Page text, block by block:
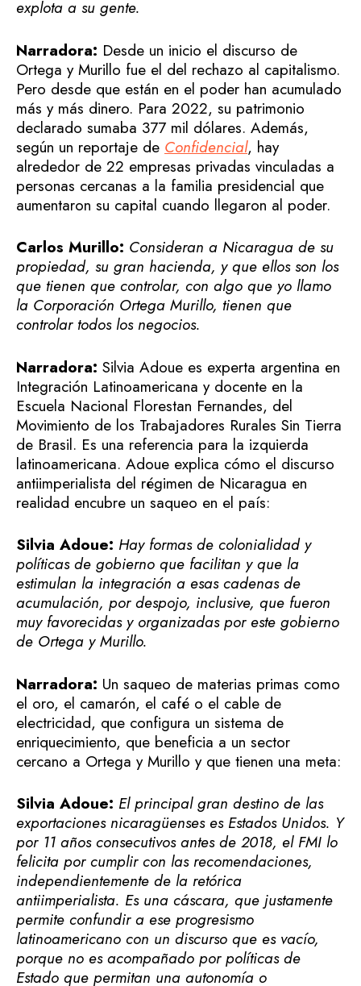
explota a su gente.
Narradora: Desde un inicio el discurso de
Ortega y Murillo fue el del rechazo al capitalismo.
Pero desde que están en el poder han acumulado
más y más dinero. Para 2022, su patrimonio
declarado sumaba 377 mil dólares. Además,
según un reportaje de Confidencial, hay
alrededor de 22 empresas privadas vinculadas a
personas cercanas a la familia presidencial que
aumentaron su capital cuando llegaron al poder.
Carlos Murillo: Consideran a Nicaragua de su
propiedad, su gran hacienda, y que ellos son los
que tienen que controlar, con algo que yo llamo
la Corporación Ortega Murillo, tienen que
controlar todos los negocios.
Narradora: Silvia Adoue es experta argentina en
Integración Latinoamericana y docente en la
Escuela Nacional Florestan Fernandes, del
Movimiento de los Trabajadores Rurales Sin Tierra
de Brasil. Es una referencia para la izquierda
latinoamericana. Adoue explica cómo el discurso
antiimperialista del régimen de Nicaragua en
realidad encubre un saqueo en el país:
Silvia Adoue: Hay formas de colonialidad y
políticas de gobierno que facilitan y que la
estimulan la integración a esas cadenas de
acumulación, por despojo, inclusive, que fueron
muy favorecidas y organizadas por este gobierno
de Ortega y Murillo.
Narradora: Un saqueo de materias primas como
el oro, el camarón, el café o el cable de
electricidad, que configura un sistema de
enriquecimiento, que beneficia a un sector
cercano a Ortega y Murillo y que tienen una meta:
Silvia Adoue: El principal gran destino de las
exportaciones nicaragüenses es Estados Unidos. Y
por 11 años consecutivos antes de 2018, el FMI lo
felicita por cumplir con las recomendaciones,
independientemente de la retórica
antiimperialista. Es una cáscara, que justamente
permite confundir a ese progresismo
latinoamericano con un discurso que es vacío,
porque no es acompañado por políticas de
Estado que permitan una autonomía o